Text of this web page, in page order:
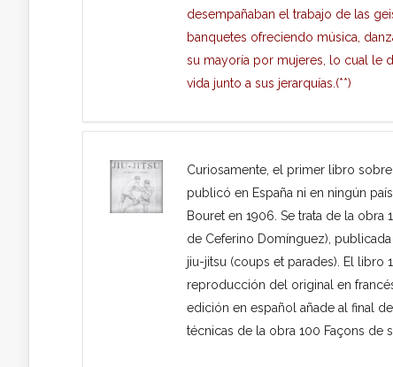
desempañaban el trabajo de las
banquetes ofreciendo música,
su mayoría por mujeres, lo cual le
vida junto a sus jerarquías.(**)
Curiosamente, el primer libro
publicó en España ni en ningún
Bouret en 1906. Se trata de la
de Ceferino Domínguez),
jiu-jitsu (coups et parades). El libro
reproducción del original en
edición en español añade al final
técnicas de la obra 100 Façons de